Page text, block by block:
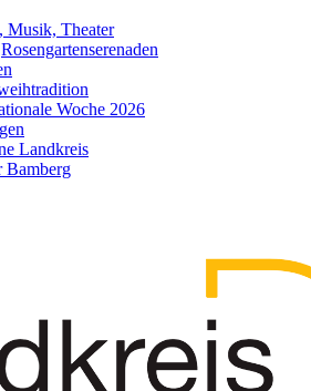
Musik, Theater
Rosengartenserenaden
Woche 2026
Landkreis
Bamberg